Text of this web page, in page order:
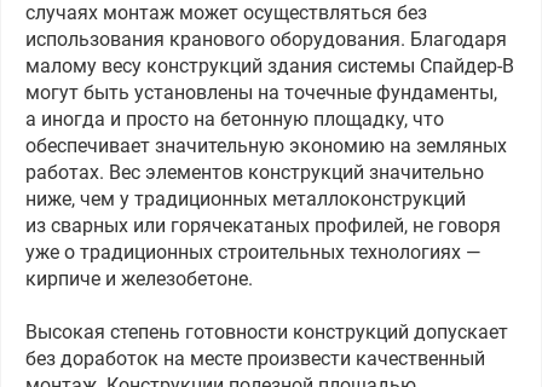
случаях монтаж может осуществляться без
использования кранового оборудования. Благодаря
малому весу конструкций здания системы Спайдер-В
могут быть установлены на точечные фундаменты,
а иногда и просто на бетонную площадку, что
обеспечивает значительную экономию на земляных
работах. Вес элементов конструкций значительно
ниже, чем у традиционных металлоконструкций
из сварных или горячекатаных профилей, не говоря
уже о традиционных строительных технологиях —
кирпиче и железобетоне.
Высокая степень готовности конструкций допускает
без доработок на месте произвести качественный